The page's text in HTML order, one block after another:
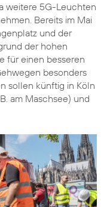
weitere 5G-Leuchten
Bereits im Mai
und der
der hohen
für einen besseren
besonders
sollen künftig in Köln
am Maschsee) und